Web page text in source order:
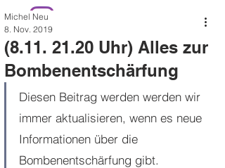
(8.11. 21.20 Uhr) Alles zur
Bombenentschärfung
Michel Neu
8. Nov. 2019
Diesen Beitrag werden werden wir
immer aktualisieren, wenn es neue
Informationen über die
Bombenentschärfung gibt.